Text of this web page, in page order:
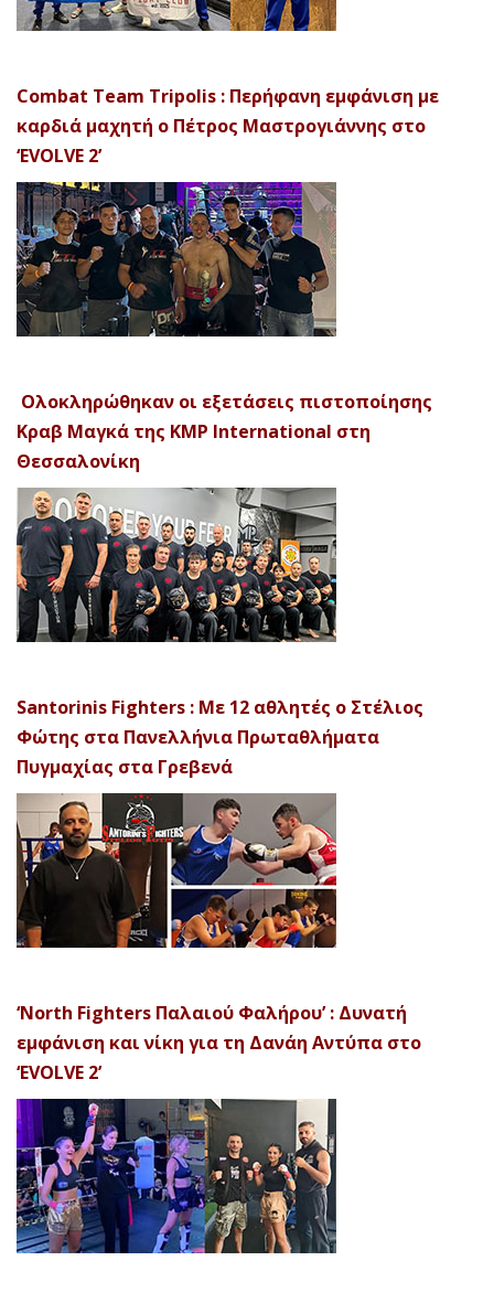
Combat Team Tripolis : Περήφανη εμφάνιση με
καρδιά μαχητή ο Πέτρος Μαστρογιάννης στο
‘EVOLVE 2’
Ολοκληρώθηκαν οι εξετάσεις πιστοποίησης
Κραβ Μαγκά της KMP International στη
Θεσσαλονίκη
Santorinis Fighters : Με 12 αθλητές ο Στέλιος
Φώτης στα Πανελλήνια Πρωταθλήματα
Πυγμαχίας στα Γρεβενά
‘North Fighters Παλαιού Φαλήρου’ : Δυνατή
εμφάνιση και νίκη για τη Δανάη Αντύπα στο
‘EVOLVE 2’